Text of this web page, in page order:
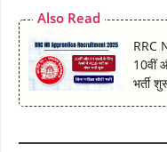
Also Read
RRC
10वीं
भर्ती